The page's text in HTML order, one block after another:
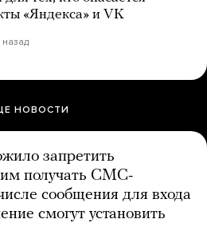
«Яндекса» и VK
назад
НОВОСТИ
запретить
получать СМС-
сообщения для входа
смогут установить